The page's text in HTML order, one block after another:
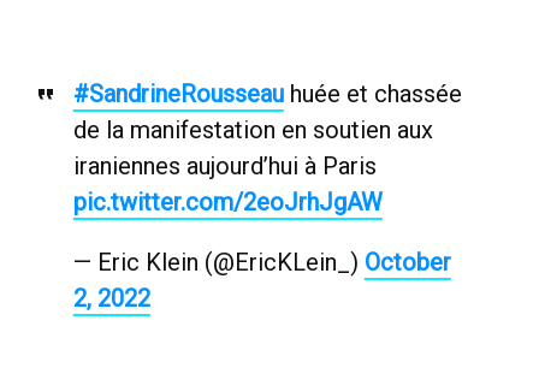
#SandrineRousseauhuée et chassée
de la manifestation en soutien aux
iraniennes aujourd’hui à Paris
pic.twitter.com/2eoJrhJgAW
— Eric Klein (@EricKLein_) October
2, 2022